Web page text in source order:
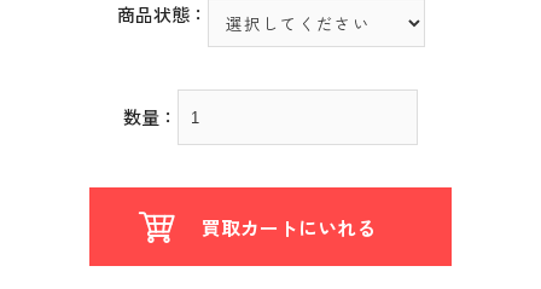
商品状態：
数量：
買取カートにいれる